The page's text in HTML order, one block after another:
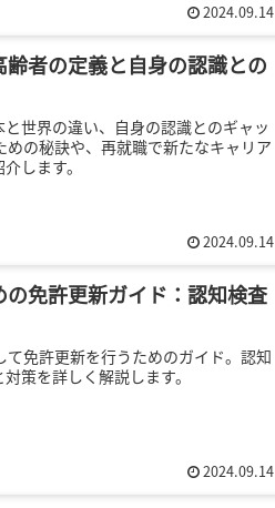
2024.09.14
者の定義と自身の認識との
世界の違い、自身の認識とのギャッ
の秘訣や、再就職で新たなキャリア
します。
2024.09.14
免許更新ガイド：認知検査
免許更新を行うためのガイド。認知
策を詳しく解説します。
2024.09.14